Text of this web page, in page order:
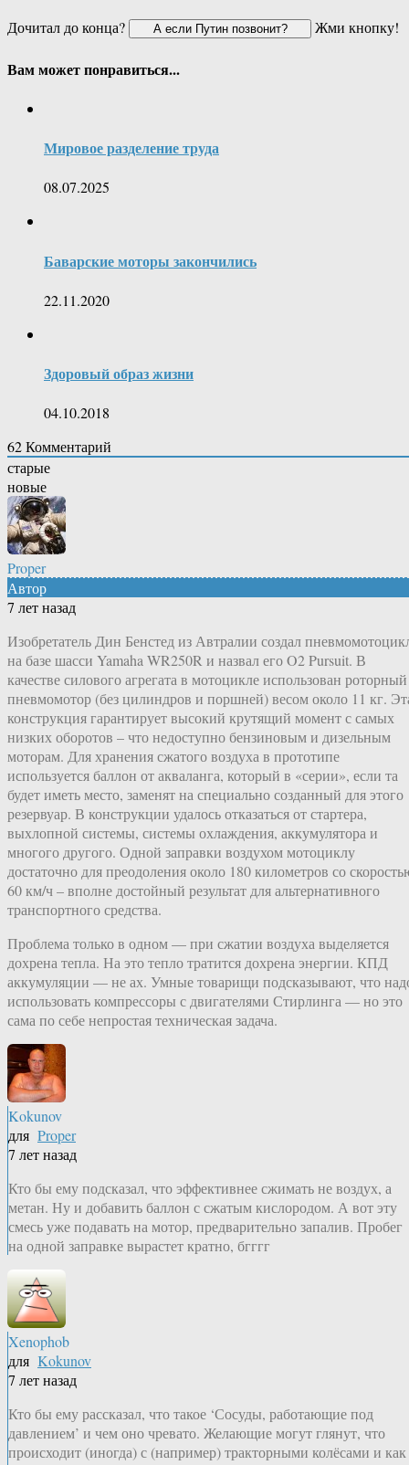
Дочитал до конца?
Жми кнопку!
Вам может понравиться...
Мировое разделение труда
08.07.2025
Баварские моторы закончились
22.11.2020
Здоровый образ жизни
04.10.2018
62Комментарий
старые
новые
Proper
Автор
7 лет назад
Изобретатель Дин Бенстед из Автралии создал
на базе шасси Yamaha WR250R и назвал его O2 Pursuit. В
качестве силового агрегата в мотоцикле использован роторный
пневмомотор (без цилиндров и поршней) весом около 11 кг.
конструкция гарантирует высокий крутящий момент с самых
низких оборотов – что недоступно бензиновым и дизельным
моторам. Для хранения сжатого воздуха в прототипе
используется баллон от акваланга, который в «серии», если та
будет иметь место, заменят на специально созданный для этого
резервуар. В конструкции удалось отказаться от стартера,
выхлопной системы, системы охлаждения, аккумулятора и
многого другого. Одной заправки воздухом мотоциклу
достаточно для преодоления около 180 километров со
60 км/ч – вполне достойный результат для альтернативного
транспортного средства.
Проблема только в одном — при сжатии воздуха выделяется
дохрена тепла. На это тепло тратится дохрена энергии. КПД
аккумуляции — не ах. Умные товарищи подсказывают, что
использовать компрессоры с двигателями Стирлинга — но это
сама по себе непростая техническая задача.
Kokunov
для Proper
7 лет назад
Кто бы ему подсказал, что эффективнее сжимать не воздух, а
метан. Ну и добавить баллон с сжатым кислородом. А вот эту
смесь уже подавать на мотор, предварительно запалив. Пробег
на одной заправке вырастет кратно, бгггг
Xenophob
для Kokunov
7 лет назад
Кто бы ему рассказал, что такое ‘Сосуды, работающие под
давлением’ и чем оно чревато. Желающие могут глянут, что
происходит (иногда) с (например) тракторными колёсами и как